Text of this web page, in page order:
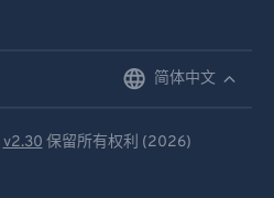
简体中文
v2.30 保留所有权利 (2026)